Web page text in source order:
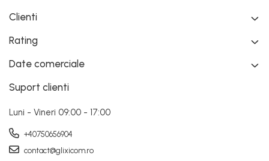
Clienti
Rating
Date comerciale
Suport clienti
Luni - Vineri 09:00 - 17:00
+40750656904
contact@glixicom.ro